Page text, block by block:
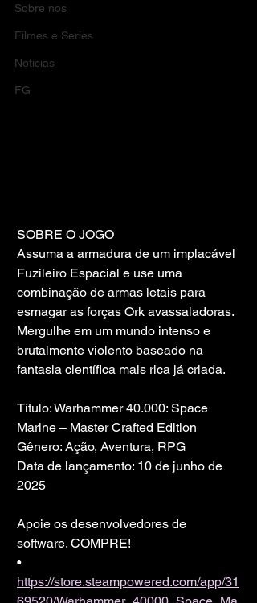
Sobre nos
Filmes e Series
Noticias
FG
SOBRE O JOGO
Assuma a armadura de um implacável
Fuzileiro Espacial e use uma
combinação de armas letais para
esmagar as forças Ork avassaladoras.
Mergulhe em um mundo intenso e
brutalmente violento baseado na
fantasia científica mais rica já criada.
Título: Warhammer 40.000: Space
Marine – Master Crafted Edition
Gênero: Ação, Aventura, RPG
Data de lançamento: 10 de junho de
2025
Apoie os desenvolvedores de
software. COMPRE!
•
https://store.steampowered.com/app/31